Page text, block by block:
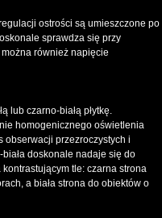
ostrości są umieszczone po
sprawdza się przy
również napięcie
lub czarno-białą płytkę.
homogenicznego oświetlenia
obserwacji przezroczystych i
biała doskonale nadaje się do
tle: czarna strona
a biała strona do obiektów o